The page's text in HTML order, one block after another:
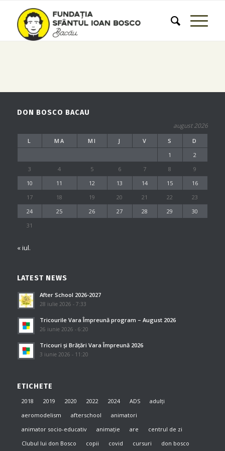
DON BOSCO BACAU
august 2026
L MA MI J V S
D
1
2
3
4 5 6 7 8
9
10
11 12 13 14 15
16
17
18 19 20 21 22
23
24
25 26 27 28 29
30
31
« iul.
LATEST NEWS
After School 2026-2027
28 iulie 2026 - 7:33
Tricourile Vara Împreună program – August 2026
26 iunie 2026 - 6:20
Tricouri și Brățări Vara Împreună 2026
3 iunie 2026 - 11:20
ETICHETE
2018 2019 2020 2022 2024 ADS
adulți
aeromodelism
afterschool
animatori
animator socio-educativ
animație are
centrul de zi
Clubul lui don Bosco
copii covid cursuri don bosco